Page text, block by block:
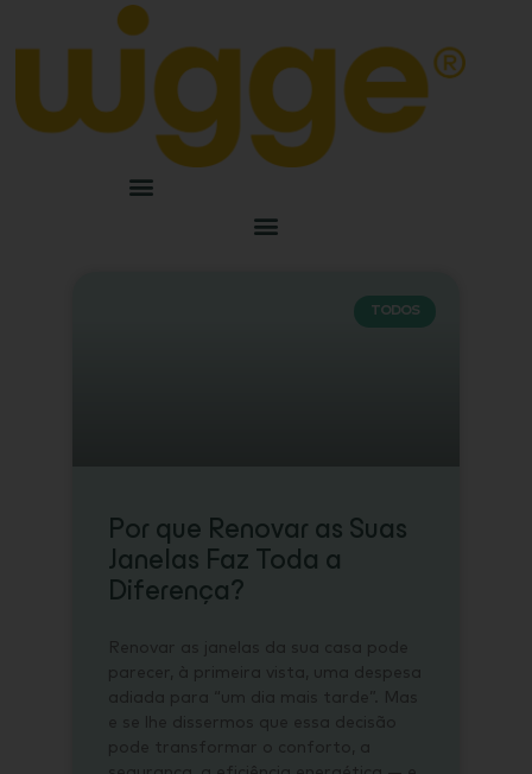
TODOS
Por que Renovar as Suas
Janelas Faz Toda a
Diferença?